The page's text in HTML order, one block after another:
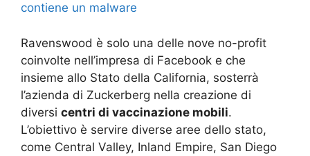
contiene un malware
Ravenswood è solo una delle nove no-profit
coinvolte nell’impresa di Facebook e che
insieme allo Stato della California, sosterrà
l’azienda di Zuckerberg nella creazione di
diversi centri di vaccinazione mobili.
L’obiettivo è servire diverse aree dello stato,
come Central Valley, Inland Empire, San Diego